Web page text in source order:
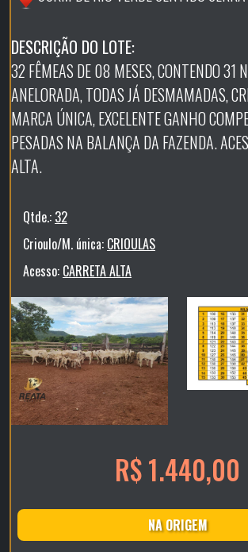
DESCRIÇÃO DO LOTE:
32 FÊMEAS DE 08 MESES, CONTENDO 31
ANELORADA, TODAS JÁ DESMAMADAS,
MARCA ÚNICA, EXCELENTE GANHO
PESADAS NA BALANÇA DA FAZENDA.
ALTA.
Qtde.: 32
Crioulo/M. única: CRIOULAS
Acesso: CARRETA ALTA
R$ 1.440,00
NA ORIGEM